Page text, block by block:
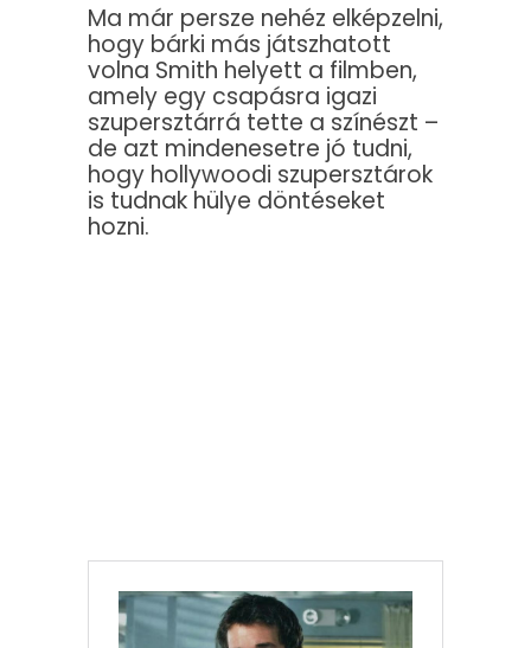
Ma már persze nehéz elképzelni,
hogy bárki más játszhatott
volna Smith helyett a filmben,
amely egy csapásra igazi
szupersztárrá tette a színészt –
de azt mindenesetre jó tudni,
hogy hollywoodi szupersztárok
is tudnak hülye döntéseket
hozni.